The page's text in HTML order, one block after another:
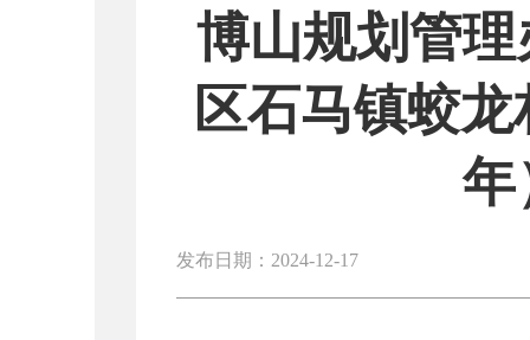
博山规划管
区石马镇蛟
年
发布日期：2024-12-17